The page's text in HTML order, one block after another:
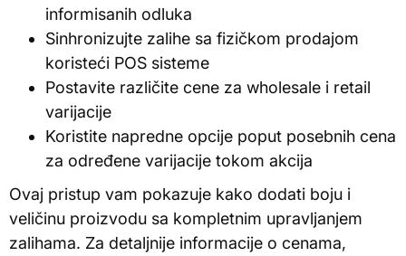
informisanih odluka
Sinhronizujte zalihe sa fizičkom prodajom
koristeći POS sisteme
Postavite različite cene za wholesale i retail
varijacije
Koristite napredne opcije poput posebnih cena
za određene varijacije tokom akcija
Ovaj pristup vam pokazuje kako dodati boju i
veličinu proizvodu sa kompletnim upravljanjem
zalihama. Za detaljnije informacije o cenama,